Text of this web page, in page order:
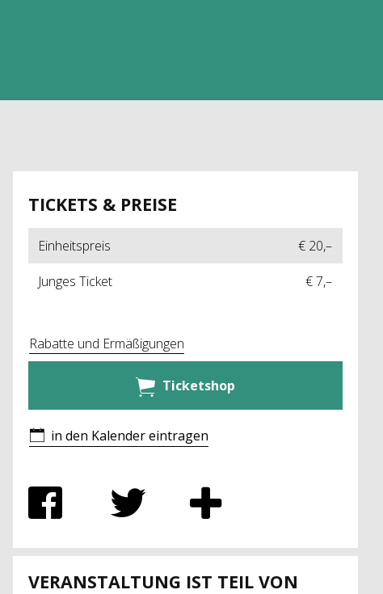
TICKETS & PREISE
Einheitspreis
€ 20,–
Junges Ticket
€ 7,–
Rabatte und Ermäßigungen
Ticketshop
in den Kalender eintragen
VERANSTALTUNG IST TEIL VON